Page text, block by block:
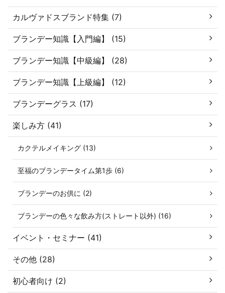
カルヴァドスブランド特集 (7)
ブランデー知識【入門編】 (15)
ブランデー知識【中級編】 (28)
ブランデー知識【上級編】 (12)
ブランデーグラス (17)
楽しみ方 (41)
カクテルメイキング (13)
至福のブランデータイム第1歩 (6)
ブランデーのお供に (2)
ブランデーの色々な飲み方(ストレート以外) (16)
イベント・セミナー (41)
その他 (28)
初心者向け (2)